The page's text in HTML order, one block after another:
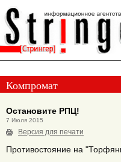
Компромат
Остановите РПЦ!
7 Июля 2015
Версия для печати
Противостояние на